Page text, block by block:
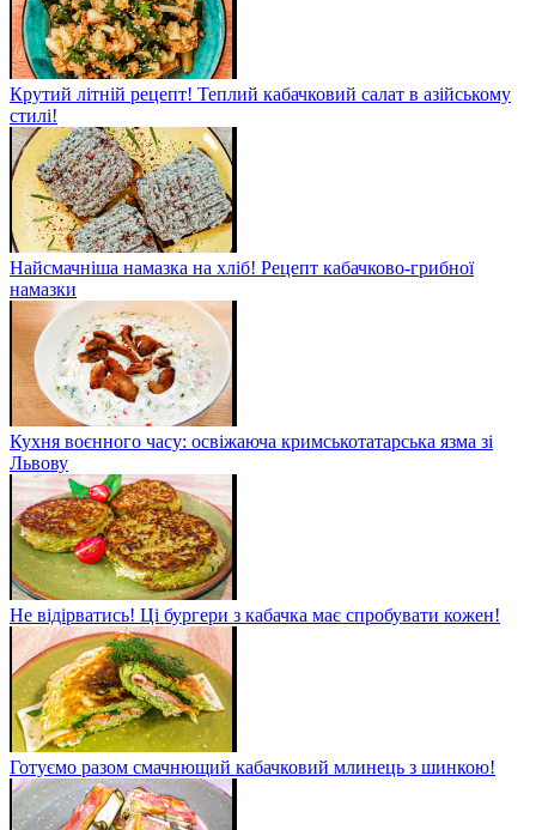
Крутий літній рецепт! Теплий кабачковий салат в азійському
стилі!
Найсмачніша намазка на хліб! Рецепт кабачково-грибної
намазки
Кухня воєнного часу: освіжаюча кримськотатарська язма зі
Львову
Не відірватись! Ці бургери з кабачка має спробувати кожен!
Готуємо разом смачнющий кабачковий млинець з шинкою!